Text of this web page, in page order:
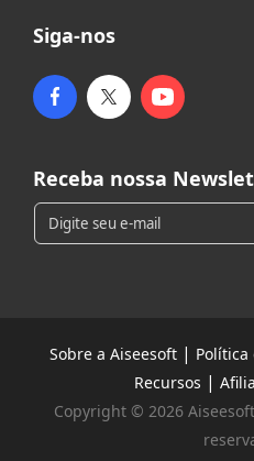
Siga-nos
Receba nossa
Sobre a Aiseesoft | Política
Recursos |
Copyright © 2026